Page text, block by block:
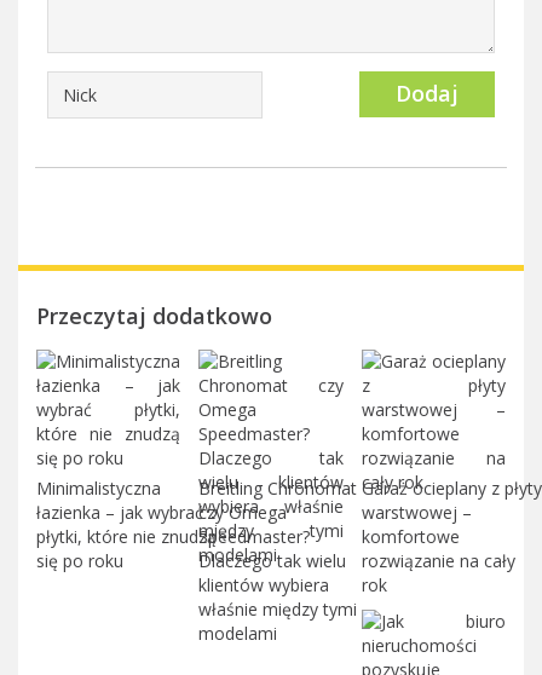
Dodaj
Przeczytaj dodatkowo
Minimalistyczna
łazienka – jak wybrać
płytki, które nie znudzą
się po roku
Breitling Chronomat
czy Omega
Speedmaster?
Dlaczego tak wielu
klientów wybiera
właśnie między tymi
modelami
Garaż ocieplany z płyty
warstwowej –
komfortowe
rozwiązanie na cały
rok